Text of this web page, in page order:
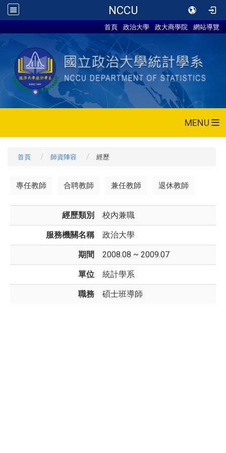
NCCU
首頁 政治大學 政大商學院 網站導覽
MENU
首頁 師資陣容 經歷
專任教師 合聘教師 兼任教師 退休教師
經歷類別 校內兼職
服務機關名稱 政治大學
期間 2008.08 ~ 2009.07
單位 統計學系
職務 碩士班導師